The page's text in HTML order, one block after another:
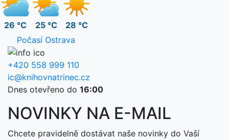
26 °C 25 °C
28 °C
Počasí Ostrava
+420 558 999 110
ic@knihovnatrinec.cz
Dnes otevřeno do 16:00
NOVINKY NA E-MAIL
Chcete pravidelně dostávat naše novinky do Vaší